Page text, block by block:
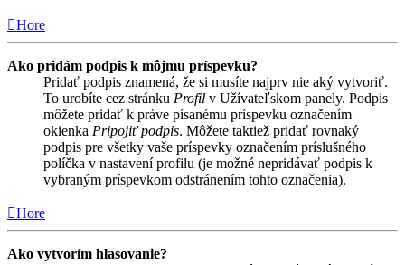
Hore
Ako pridám podpis k môjmu príspevku?
Pridať podpis znamená, že si musíte najprv nie aký vytvoriť.
To urobíte cez stránku Profil v Užívateľskom panely. Podpis
môžete pridať k práve písanému príspevku označením
okienka Pripojiť podpis. Môžete taktiež pridať rovnaký
podpis pre všetky vaše príspevky označením príslušného
políčka v nastavení profilu (je možné nepridávať podpis k
vybraným príspevkom odstránením tohto označenia).
Hore
Ako vytvorím hlasovanie?